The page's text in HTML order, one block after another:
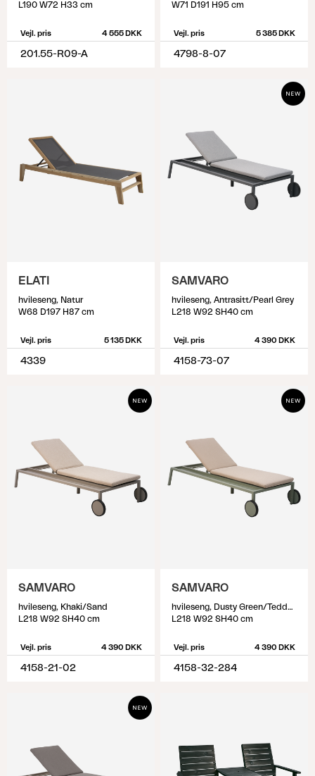
L190 W72 H33 cm
Vejl. pris 4 555 DKK
201.55-R09-A
W71 D191 H95 cm
Vejl. pris 5 385 DKK
4798-8-07
ELATI
hvileseng, Natur
W68 D197 H87 cm
Vejl. pris 5 135 DKK
4339
SAMVARO
hvileseng, Antrasitt/Pearl Grey
L218 W92 SH40 cm
Vejl. pris 4 390 DKK
4158-73-07
SAMVARO
hvileseng, Khaki/Sand
L218 W92 SH40 cm
Vejl. pris 4 390 DKK
4158-21-02
SAMVARO
hvileseng, Dusty Green/Teddy Beige
L218 W92 SH40 cm
Vejl. pris 4 390 DKK
4158-32-284